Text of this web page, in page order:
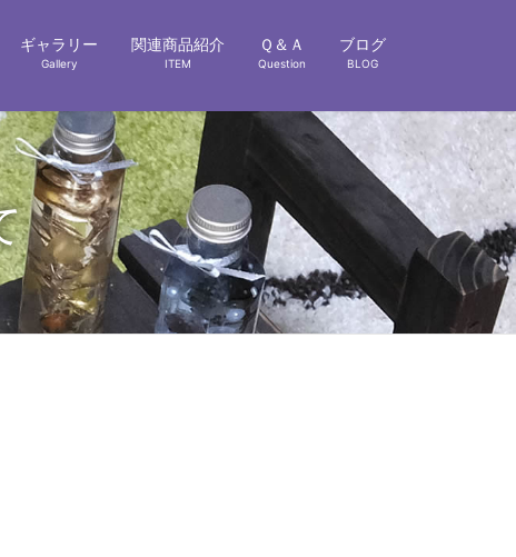
ギャラリー
Gallery
関連商品紹介
ITEM
Ｑ＆Ａ
Question
ブログ
BLOG